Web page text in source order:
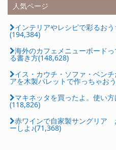
人気ページ
インテリアやレシピで彩るお
(194,384)
海外のカフェメニューボード
る書き方(148,628)
イス・カウチ・ソファ・ベン
アを木製パレットで作っちゃお
マキネッタを買ったよ。使い
(118,826)
赤ワインで自家製サングリア
ーしよ♪(71,368)